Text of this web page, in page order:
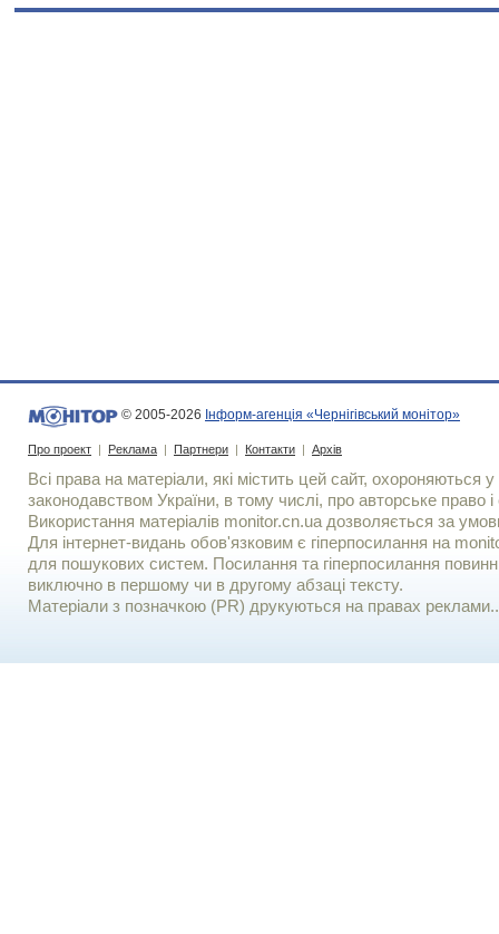
© 2005-2026 Інформ-агенція «Чернігівський монітор»
Про проект | Реклама | Партнери | Контакти | Архів
Всі права на матеріали, які містить цей сайт, охороняються у
законодавством України, в тому числі, про авторське право і
Використання матерiалiв monitor.cn.ua дозволяється за
Для iнтернет-видань обов'язковим є гiперпосилання на
для пошукових систем. Посилання та гіперпосилання
виключно в першому чи в другому абзаці тексту.
Матеріали з позначкою (PR) друкуються на правах реклами..